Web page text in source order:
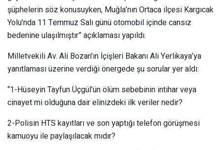
şüphelerin söz konusuyken, Muğla’nın Ortaca ilçesi Kargıcak
Yolu’nda 11 Temmuz Salı günü otomobil içinde cansız
bedenine ulaşılmıştır”açıklaması yapıldı.
Milletvekili Av. Ali Bozan’ın İçişleri Bakanı Ali Yerlikaya’ya
yanıtlaması üzerine verdiği önergede şu sorular yer aldı:
“1-Hüseyin Tayfun Üçgül’ün ölüm sebebinin intihar veya
cinayet mi olduğuna dair elinizdeki ilk veriler nedir?
2-Polisin HTS kayıtları ve son yaptığı telefon görüşmesi
kamuoyu ile paylaşılacak mıdır?